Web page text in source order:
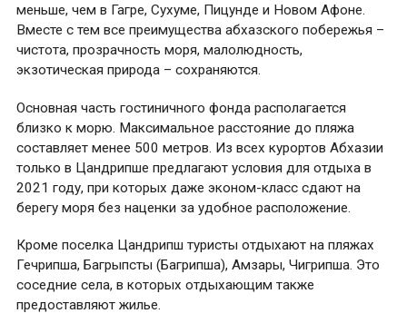
меньше, чем в Гагре, Сухуме, Пицунде и Новом Афоне.
Вместе с тем все преимущества абхазского побережья –
чистота, прозрачность моря, малолюдность,
экзотическая природа – сохраняются.
Основная часть гостиничного фонда располагается
близко к морю. Максимальное расстояние до пляжа
составляет менее 500 метров. Из всех курортов Абхазии
только в Цандрипше предлагают условия для отдыха в
2021 году, при которых даже эконом-класс сдают на
берегу моря без наценки за удобное расположение.
Кроме поселка Цандрипш туристы отдыхают на пляжах
Гечрипша, Багрыпсты (Багрипша), Амзары, Чигрипша. Это
соседние села, в которых отдыхающим также
предоставляют жилье.